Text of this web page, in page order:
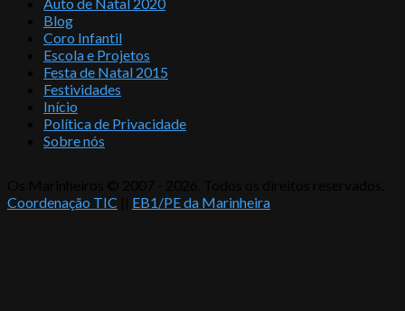
Blog
Coro Infantil
Escola e Projetos
Festa de Natal 2015
Festividades
Início
Política de Privacidade
Sobre nós
Coordenação TIC
EB1/PE da Marinheira